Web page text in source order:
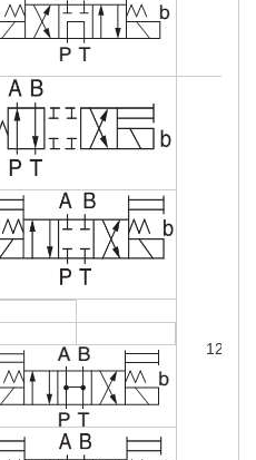
120